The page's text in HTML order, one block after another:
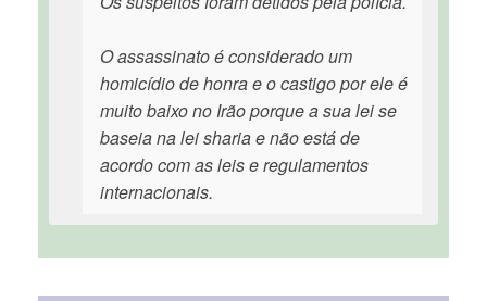
O assassinato é considerado um
homicídio de honra e o castigo por ele é
muito baixo no Irão porque a sua lei se
baseia na lei sharia e não está de
acordo com as leis e regulamentos
internacionais.